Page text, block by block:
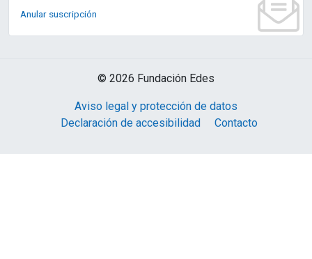
Anular suscripción
© 2026 Fundación Edes
Aviso legal y protección de datos
Declaración de accesibilidad
Contacto